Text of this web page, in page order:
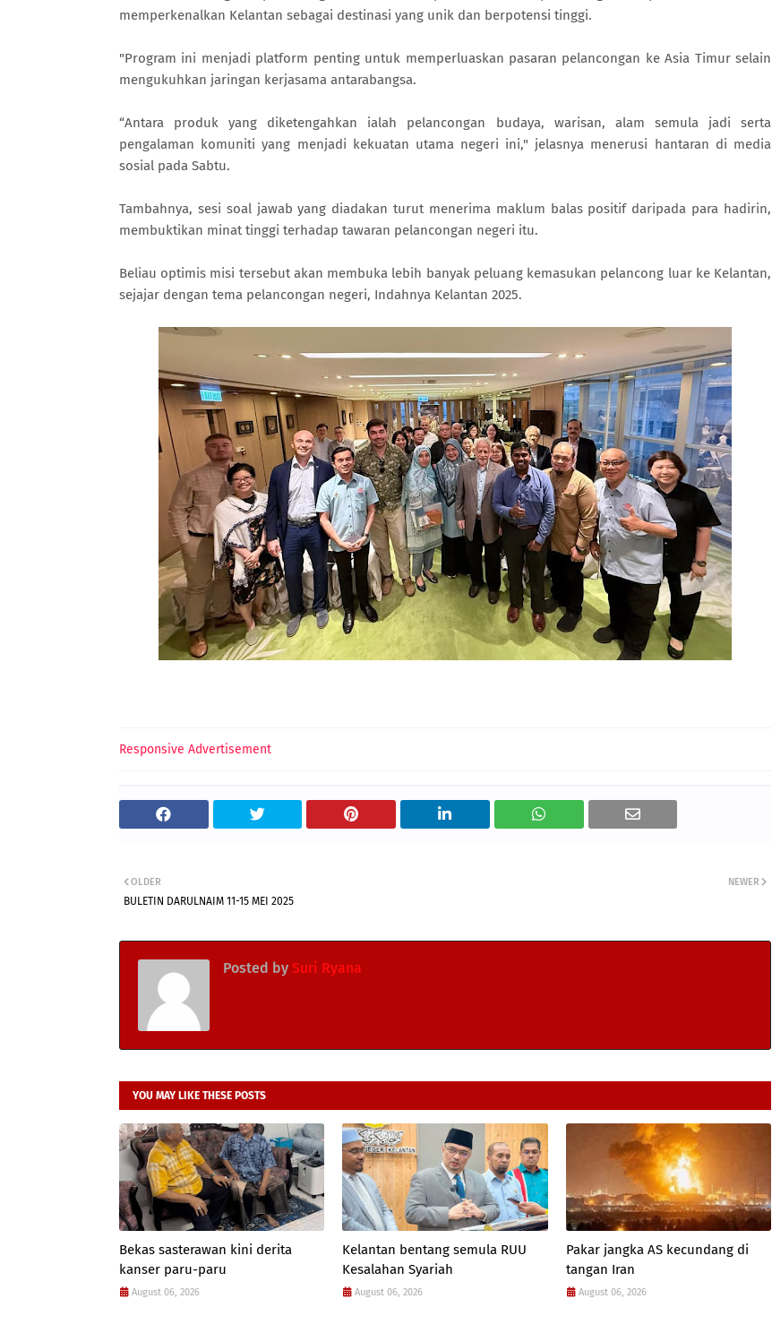
memperkenalkan Kelantan sebagai destinasi yang unik dan berpotensi tinggi.
"Program ini menjadi platform penting untuk memperluaskan pasaran pelancongan ke Asia Timur selain
mengukuhkan jaringan kerjasama antarabangsa.
“Antara produk yang diketengahkan ialah pelancongan budaya, warisan, alam semula jadi serta
pengalaman komuniti yang menjadi kekuatan utama negeri ini," jelasnya menerusi hantaran di media
sosial pada Sabtu.
Tambahnya, sesi soal jawab yang diadakan turut menerima maklum balas positif daripada para hadirin,
membuktikan minat tinggi terhadap tawaran pelancongan negeri itu.
Beliau optimis misi tersebut akan membuka lebih banyak peluang kemasukan pelancong luar ke Kelantan,
sejajar dengan tema pelancongan negeri, Indahnya Kelantan 2025.
Responsive Advertisement
NEWER
OLDER
BULETIN DARULNAIM 11-15 MEI 2025
Posted by Suri Ryana
YOU MAY LIKE THESE POSTS
Bekas sasterawan kini derita
kanser paru-paru
August 06, 2026
Kelantan bentang semula RUU
Kesalahan Syariah
August 06, 2026
Pakar jangka AS kecundang di
tangan Iran
August 06, 2026